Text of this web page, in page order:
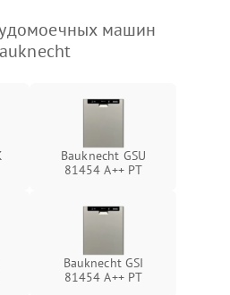
машин
Bauknecht GSU
81454 A++ PT
Bauknecht GSI
81454 A++ PT